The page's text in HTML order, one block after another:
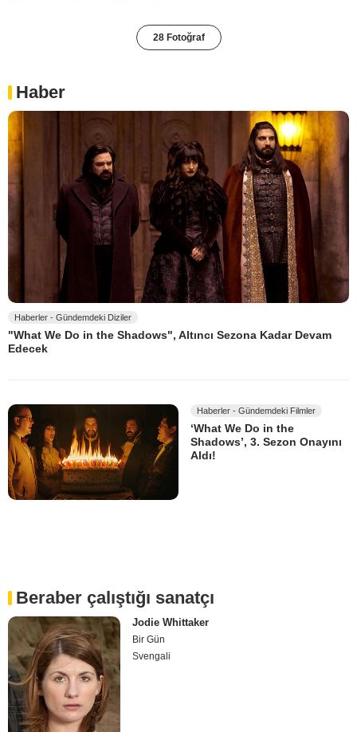
28 Fotoğraf
Haber
Haberler - Gündemdeki Diziler
"What We Do in the Shadows", Altıncı Sezona Kadar Devam
Edecek
Haberler - Gündemdeki Filmler
‘What We Do in the
Shadows’, 3. Sezon Onayını
Aldı!
Beraber çalıştığı sanatçı
Jodie Whittaker
Bir Gün
Svengali